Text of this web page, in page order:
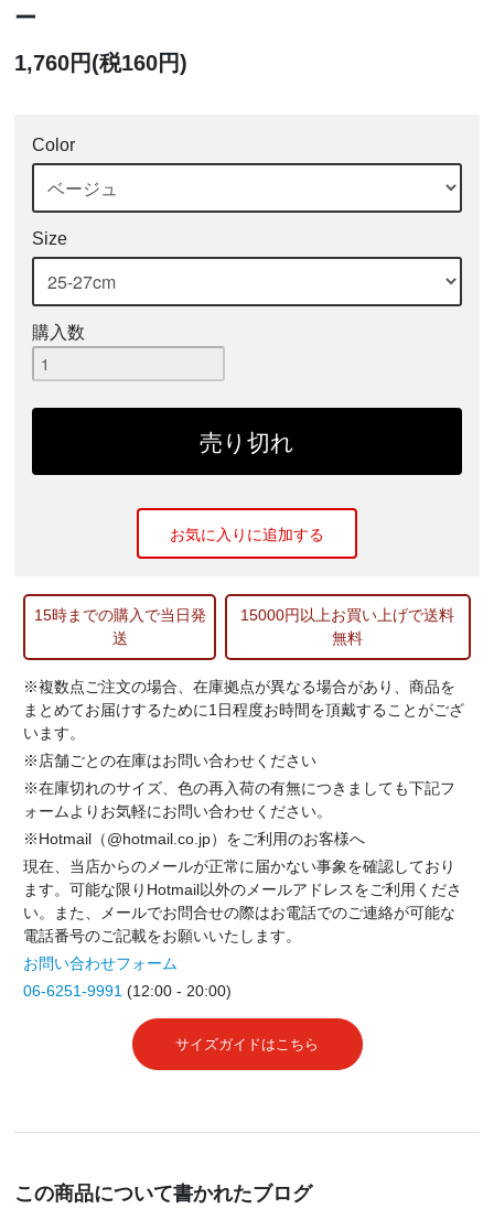
ー
1,760円(税160円)
Color
Size
購入数
お気に入りに追加する
15時までの購入で当日発
送
15000円以上お買い上げで送料
無料
※複数点ご注文の場合、在庫拠点が異なる場合があり、商品を
まとめてお届けするために1日程度お時間を頂戴することがござ
います。
※店舗ごとの在庫はお問い合わせください
※在庫切れのサイズ、色の再入荷の有無につきましても下記フ
ォームよりお気軽にお問い合わせください。
※Hotmail（@hotmail.co.jp）をご利用のお客様へ
現在、当店からのメールが正常に届かない事象を確認しており
ます。可能な限りHotmail以外のメールアドレスをご利用くださ
い。また、メールでお問合せの際はお電話でのご連絡が可能な
電話番号のご記載をお願いいたします。
お問い合わせフォーム
06-6251-9991 (12:00 - 20:00)
サイズガイドはこちら
この商品について書かれたブログ